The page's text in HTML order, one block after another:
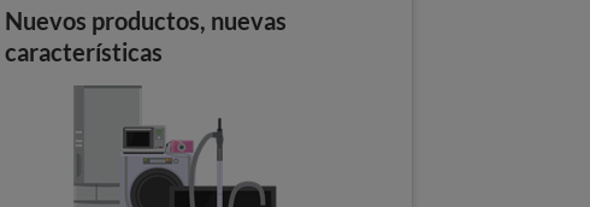
Nuevos productos, nuevas
características